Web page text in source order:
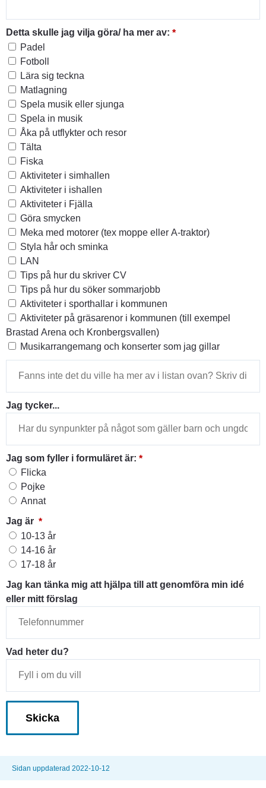
Detta skulle jag vilja göra/ ha mer av: *(obligatorisk)
Detta skulle jag vilja göra/ ha mer av:
Padel
Fotboll
Lära sig teckna
Matlagning
Spela musik eller sjunga
Spela in musik
Åka på utflykter och resor
Tälta
Fiska
Aktiviteter i simhallen
Aktiviteter i ishallen
Aktiviteter i Fjälla
Göra smycken
Meka med motorer (tex moppe eller A-traktor)
Styla hår och sminka
LAN
Tips på hur du skriver CV
Tips på hur du söker sommarjobb
Aktiviteter i sporthallar i kommunen
Aktiviteter på gräsarenor i kommunen (till exempel
Brastad Arena och Kronbergsvallen)
Musikarrangemang och konserter som jag gillar
Jag tycker...
Jag som fyller i formuläret är: *(obligatorisk)
Jag som fyller i formuläret är:
Flicka
Pojke
Annat
Jag är *(obligatorisk)
Jag är10-13 år
14-16 år
17-18 år
Jag kan tänka mig att hjälpa till att genomföra min idé
eller mitt förslag
Vad heter du?
Sidan uppdaterad 2022-10-12